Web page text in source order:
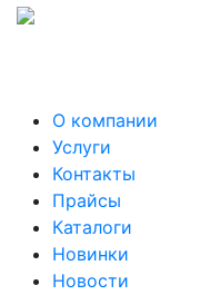
О компании
Услуги
Контакты
Прайсы
Каталоги
Новинки
Новости